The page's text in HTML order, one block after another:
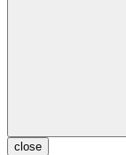
close